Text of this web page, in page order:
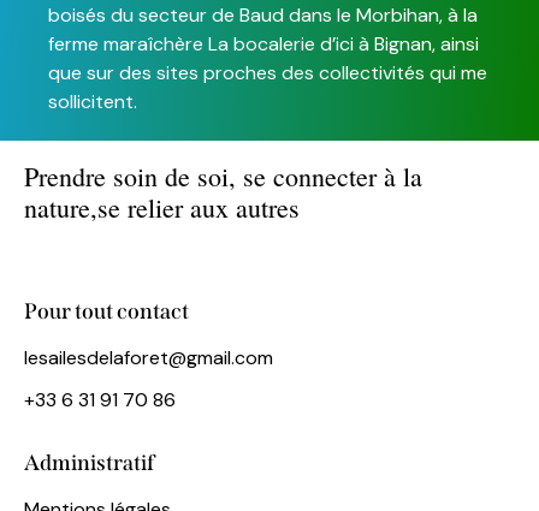
boisés du secteur de Baud dans le Morbihan, à la
ferme maraîchère La bocalerie d’ici à Bignan, ainsi
que sur des sites proches des collectivités qui me
sollicitent.
Prendre soin de soi, se connecter à la
nature,se relier aux autres
Pour tout contact
lesailesdelaforet@gmail.com
+33 6 31 91 70 86
Administratif